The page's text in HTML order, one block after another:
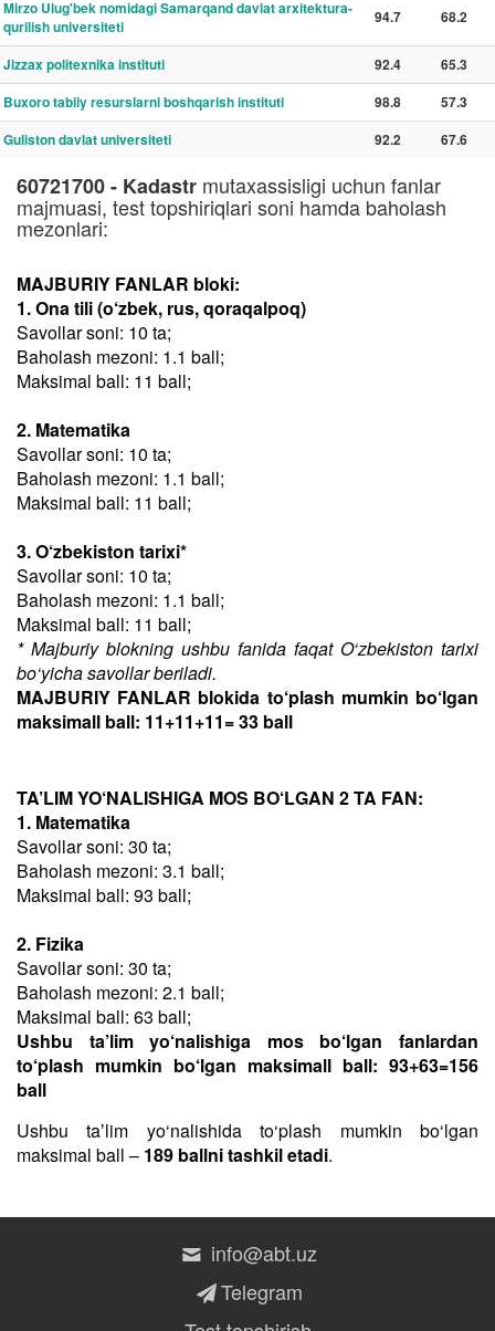
Mirzo Ulug'bek nomidagi Samarqand davlat arxitektura-
qurilish universiteti
94.7 68.2
Jizzax politexnika instituti 92.4
65.3
Buxoro tabiiy resurslarni boshqarish instituti
98.8
57.3
Guliston davlat universiteti
92.2 67.6
60721700 - Kadastr mutaxassisligi uchun fanlar
majmuasi, test topshiriqlari soni hamda baholash
mezonlari:
MAJBURIY FANLAR bloki:
1. Ona tili (o‘zbek, rus, qoraqalpoq)
Savollar soni: 10 ta;
Baholash mezoni: 1.1 ball;
Maksimal ball: 11 ball;
2. Matematika
Savollar soni: 10 ta;
Baholash mezoni: 1.1 ball;
Maksimal ball: 11 ball;
3. O‘zbekiston tarixi*
Savollar soni: 10 ta;
Baholash mezoni: 1.1 ball;
Maksimal ball: 11 ball;
* Majburiy blokning ushbu fanida faqat O‘zbekiston tarixi
bo‘yicha savollar beriladi.
MAJBURIY FANLAR blokida to‘plash mumkin bo‘lgan
maksimall ball: 11+11+11= 33 ball
TA’LIM YO‘NALISHIGA MOS BO‘LGAN 2 TA FAN:
1. Matematika
Savollar soni: 30 ta;
Baholash mezoni: 3.1 ball;
Maksimal ball: 93 ball;
2. Fizika
Savollar soni: 30 ta;
Baholash mezoni: 2.1 ball;
Maksimal ball: 63 ball;
Ushbu ta’lim yo‘nalishiga mos bo‘lgan fanlardan
to‘plash mumkin bo‘lgan maksimall ball: 93+63=156
ball
Ushbu taʼlim yo‘nalishida to‘plash mumkin bo‘lgan
maksimal ball – 189 ballni tashkil etadi.
info@abt.uz
Telegram